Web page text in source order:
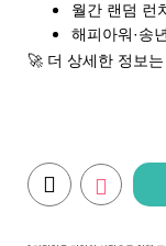
월간 랜덤 런
해피아워·송
🚀 더 상세한 정보는